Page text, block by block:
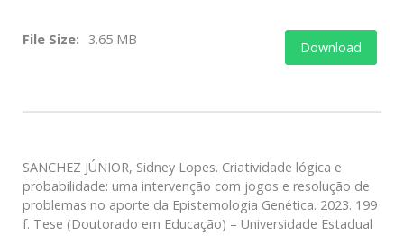
File Size: 3.65 MB Download
SANCHEZ JÚNIOR, Sidney Lopes. Criatividade lógica e
probabilidade: uma intervenção com jogos e resolução de
problemas no aporte da Epistemologia Genética. 2023. 199
f. Tese (Doutorado em Educação) – Universidade Estadual